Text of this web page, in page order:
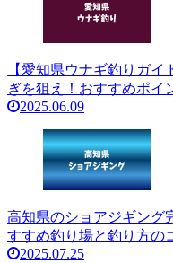
【愛知県ウナギ釣りガ
ぎを狙え！おすすめポイ
2025.06.09
高知県のショアジギング
すすめ釣り場と釣り方の
2025.07.25